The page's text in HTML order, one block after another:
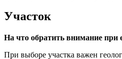
Участок
На что обратить внимание при
При выборе участка важен